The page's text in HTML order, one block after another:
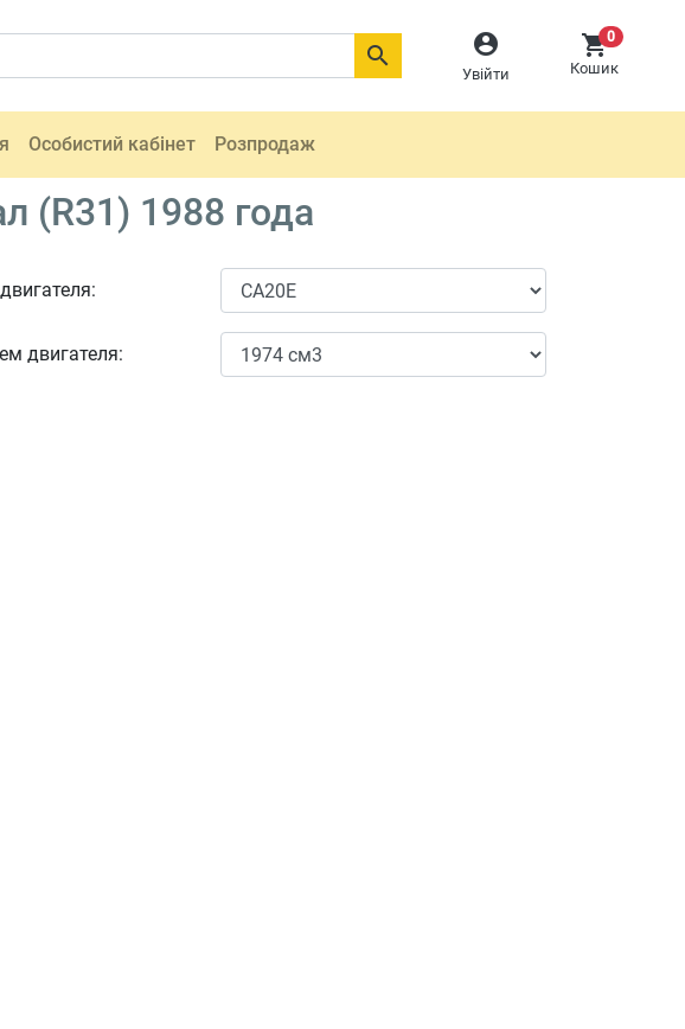

Увійти
0
Кошик

Особистий кабінет Розпродаж
(R31) 1988 года
двигателя: